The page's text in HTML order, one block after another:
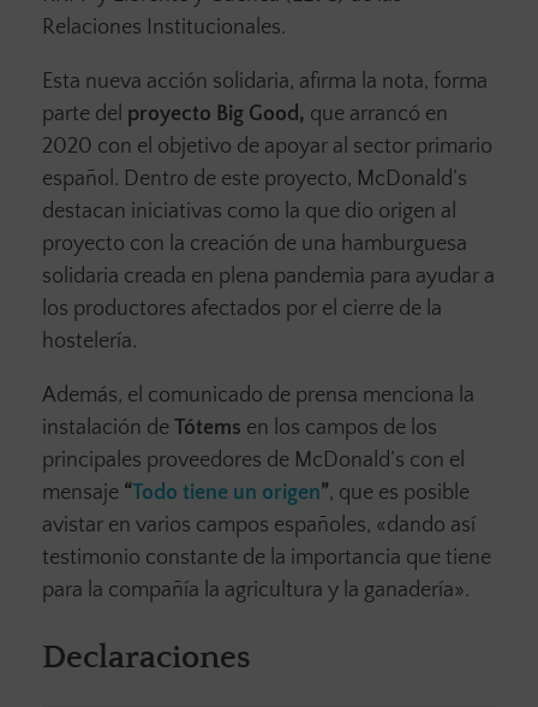
Relaciones Institucionales.
Esta nueva acción solidaria, afirma la nota, forma
parte del proyecto Big Good, que arrancó en
2020 con el objetivo de apoyar al sector primario
español. Dentro de este proyecto, McDonald’s
destacan iniciativas como la que dio origen al
proyecto con la creación de una hamburguesa
solidaria creada en plena pandemia para ayudar a
los productores afectados por el cierre de la
hostelería.
Además, el comunicado de prensa menciona la
instalación de Tótems en los campos de los
principales proveedores de McDonald’s con el
mensaje “Todo tiene un origen”, que es posible
avistar en varios campos españoles, «dando así
testimonio constante de la importancia que tiene
para la compañía la agricultura y la ganadería».
Declaraciones